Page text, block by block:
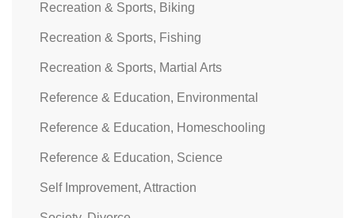
Recreation & Sports, Biking
Recreation & Sports, Fishing
Recreation & Sports, Martial Arts
Reference & Education, Environmental
Reference & Education, Homeschooling
Reference & Education, Science
Self Improvement, Attraction